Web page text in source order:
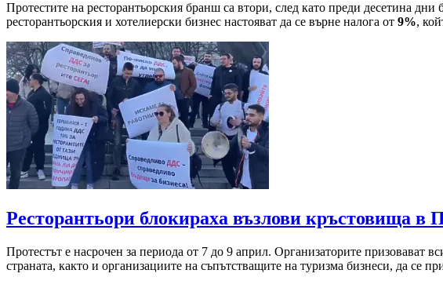
Протестите на ресторантьорския бранш са втори, след като преди десетина
ресторантьорския и хотелиерски бизнес настояват да се върне налога от 9%,
Ресторантьори блокираха възлови кръстовища
Протестът е насрочен за периода от 7 до 9 април. Организаторите призовават
страната, както и организациите на съпътстващите на туризма бизнеси, да